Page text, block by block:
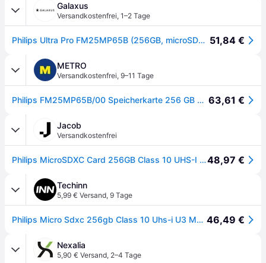
Galaxus
Versandkostenfrei, 1–2 Tage
Philips Ultra Pro FM25MP65B (256GB, microSDXC, U3, UHS-I), Speicherkarte, Schwarz 51,84 €
METRO
Versandkostenfrei, 9–11 Tage
Philips FM25MP65B/00 Speicherkarte 256 GB MicroSDXC UHS-I Klasse 3 63,61 €
Jacob
Versandkostenfrei
Philips MicroSDXC Card 256GB Class 10 UHS-I U3 incl. Adapter (FM25MP65B/00)48,97 €
Techinn
5,99 € Versand, 9 Tage
Philips Micro Sdxc 256gb Class 10 Uhs-i U3 Memory Card With Adapter Mehrfarbig 46,49 €
Nexalia
5,90 € Versand, 2–4 Tage